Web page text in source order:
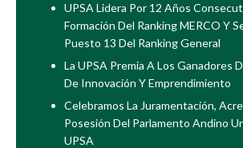
UPSA Lidera Por 12 Años
Formación Del Ranking MERCO Y
Puesto 13 Del Ranking General
La UPSA Premia A Los Ganadores
De Innovación Y Emprendimiento
Celebramos La Juramentación,
Posesión Del Parlamento Andino
UPSA